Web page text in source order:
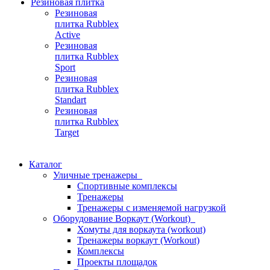
Резиновая плитка
Резиновая
плитка Rubblex
Active
Резиновая
плитка Rubblex
Sport
Резиновая
плитка Rubblex
Standart
Резиновая
плитка Rubblex
Target
Каталог
Уличные тренажеры
Спортивные комплексы
Тренажеры
Тренажеры с изменяемой нагрузкой
Оборудование Воркаут (Workout)
Хомуты для воркаута (workout)
Тренажеры воркаут (Workout)
Комплексы
Проекты площадок